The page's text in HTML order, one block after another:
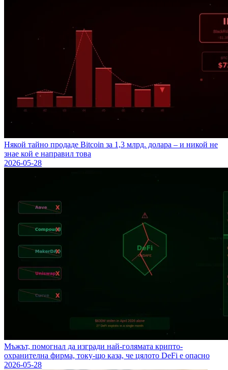
Някой тайно продаде Bitcoin за 1,3 млрд. долара – и никой не
знае кой е направил това
2026-05-28
Мъжът, помогнал да изгради най-голямата крипто-
охранителна фирма, току-що каза, че цялото DeFi е опасно
2026-05-28